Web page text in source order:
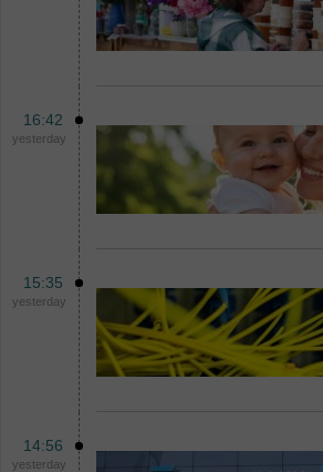
16:42
yesterday
15:35
yesterday
14:56
yesterday